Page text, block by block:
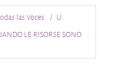
las Voces
U
LE RISORSE SONO